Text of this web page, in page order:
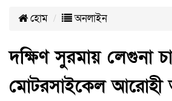
হোম অনলাইন
দক্ষিণ সুরমায় লেগুনা
মোটরসাইকেল